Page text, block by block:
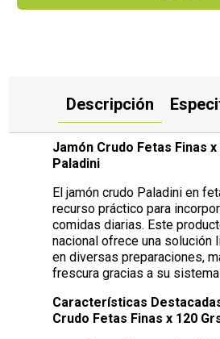
Descripción
Jamón Crudo Fetas Finas x
Paladini
El jamón crudo Paladini en
recurso práctico para
comidas diarias. Este
nacional ofrece una solución
en diversas preparaciones,
frescura gracias a su
Características
Crudo Fetas Finas x 120